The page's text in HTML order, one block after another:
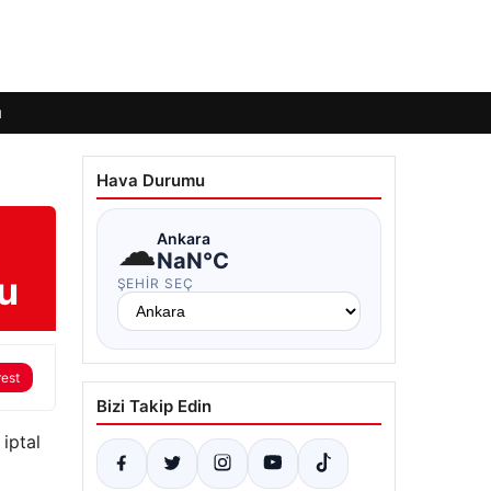
iptal
Hava Durumu
☁Ankara
NaN°C
ŞEHIR SEÇ
Bizi Takip Edin